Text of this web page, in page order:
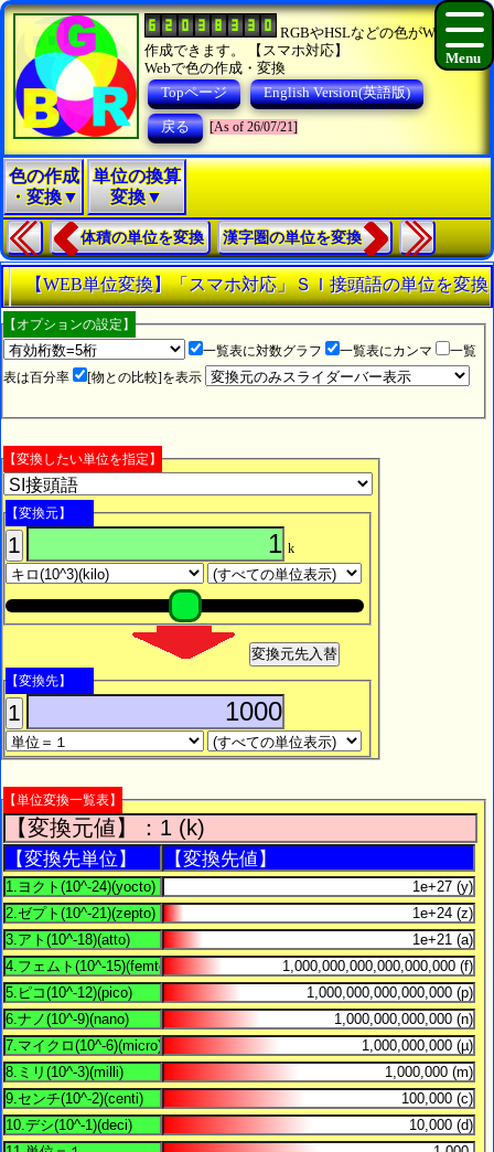
RGBやHSLなどの色がWEBで
作成できます。 【スマホ対応】
Webで色の作成・変換
Topページ
English Version(英語版)
戻る [As of 26/07/21]
色の作成
・変換▼
単位の換算
変換▼
体積の単位を変換 漢字圏の単位を変換
【WEB単位変換】「スマホ対応」ＳＩ接頭語の単位を変換
【オプションの設定】
一覧表に対数グラフ
一覧表にカンマ
一覧
表は百分率
[物との比較]を表示
【変換したい単位を指定】
【変換元】
1 k
変換元先入替
【変換先】
1
【単位変換一覧表】